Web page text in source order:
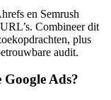
en Semrush
Combineer dit
plus
audit.
Ads?